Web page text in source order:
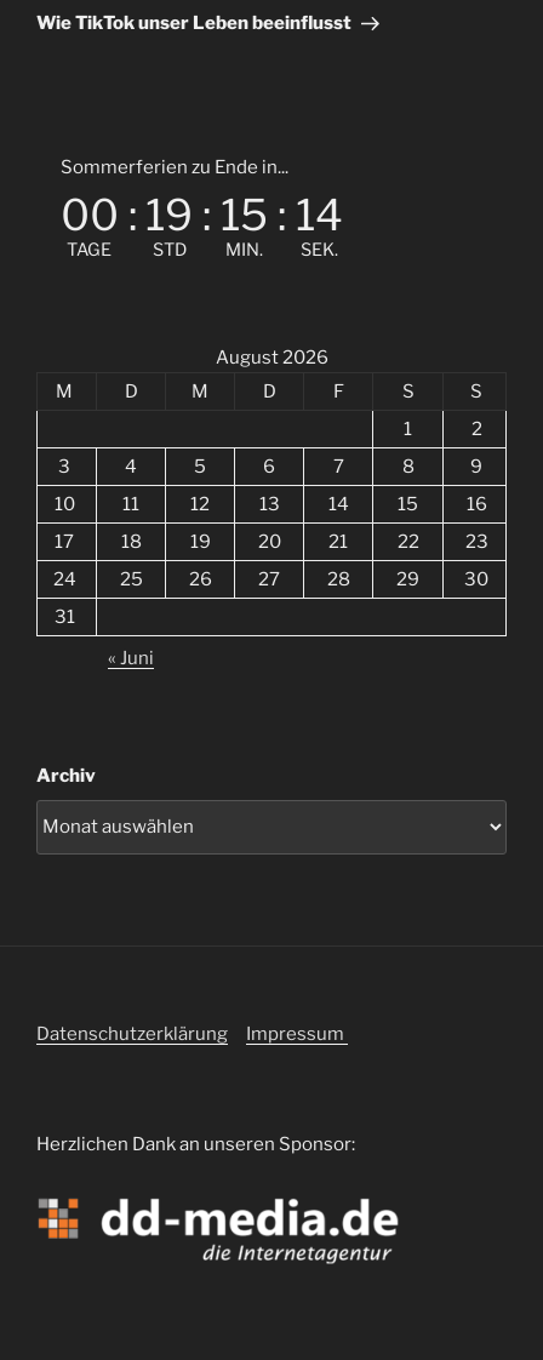
Beitrag
Wie TikTok unser Leben beeinflusst
Sommerferien zu Ende in...
00
TAGE
: 19
STD
: 15
MIN.
: 14
SEK.
August 2026
M
D M D F S
S
1
2
3
4 5 6 7 8
9
10
11 12 13 14 15
16
17
18 19 20 21 22
23
24
25 26 27 28 29
30
31
« Juni
Archiv
Datenschutzerklärung Impressum
Herzlichen Dank an unseren Sponsor: